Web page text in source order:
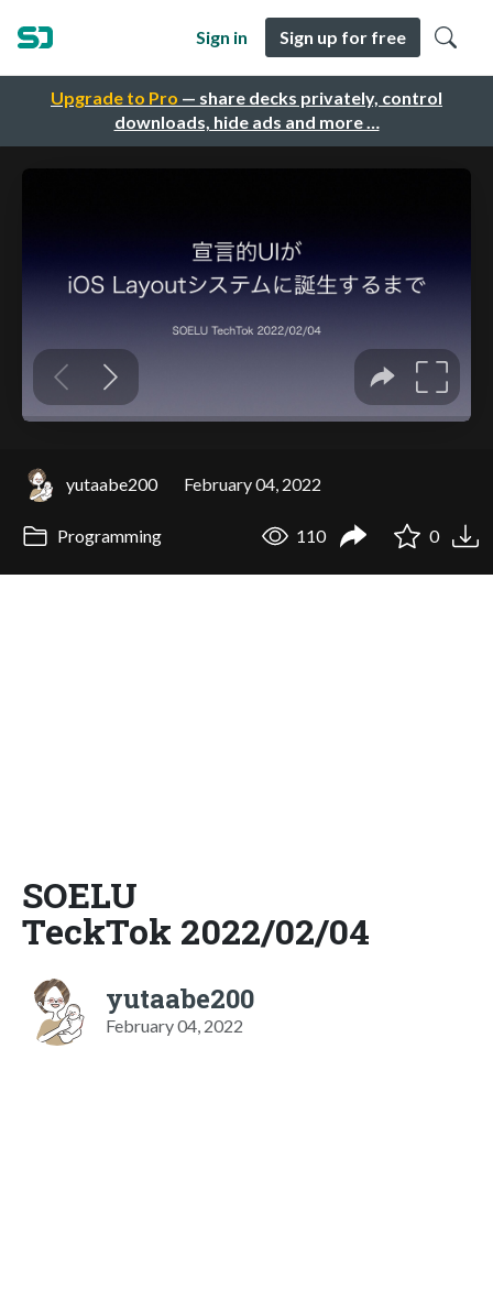
Upgrade to Pro — share decks privately, control
downloads, hide ads and more …
Sign in Sign up for free
yutaabe200 February 04, 2022
Programming 110 0
SOELU
TeckTok 2022/02/04
yutaabe200
February 04, 2022